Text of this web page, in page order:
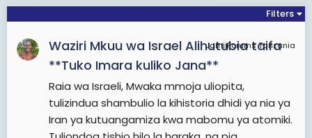
Filters
JamiiForums Tanzania
Waziri Mkuu wa Israel Alihutubia taifa
**Tuko Imara kuliko Jana**
Raia wa Israeli, Mwaka mmoja uliopita,
tulizindua shambulio la kihistoria dhidi ya nia ya
Iran ya kutuangamiza kwa mabomu ya atomiki.